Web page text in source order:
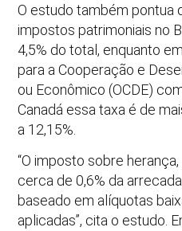
O estudo também pontua
impostos patrimoniais no
4,5% do total, enquanto
para a Cooperação e
ou Econômico (OCDE)
Canadá essa taxa é de
a 12,15%.
“O imposto sobre
cerca de 0,6% da
baseado em alíquotas
aplicadas”, cita o estudo.